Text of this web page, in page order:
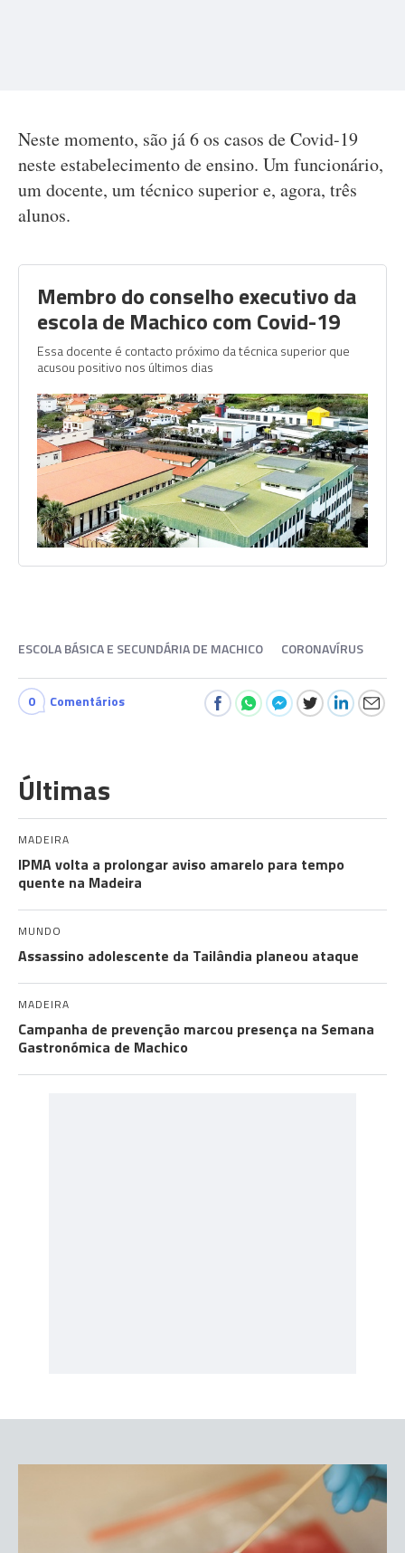
Neste momento, são já 6 os casos de Covid-19
neste estabelecimento de ensino. Um funcionário,
um docente, um técnico superior e, agora, três
alunos.
Membro do conselho executivo da
escola de Machico com Covid-19
Essa docente é contacto próximo da técnica superior que
acusou positivo nos últimos dias
ESCOLA BÁSICA E SECUNDÁRIA DE MACHICO CORONAVÍRUS
0 Comentários
Últimas
MADEIRA
IPMA volta a prolongar aviso amarelo para tempo
quente na Madeira
MUNDO
Assassino adolescente da Tailândia planeou ataque
MADEIRA
Campanha de prevenção marcou presença na Semana
Gastronómica de Machico